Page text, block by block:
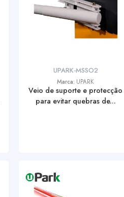
UPARK-MSSO2
Marca: UPARK
Veio de suporte e protecção
para evitar quebras de...